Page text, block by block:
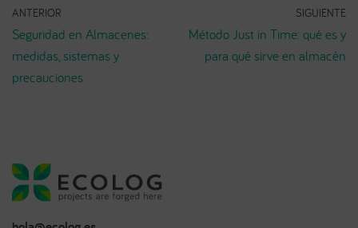
ANTERIOR
Seguridad en Almacenes:
medidas, sistemas y
precauciones
SIGUIENTE
Método Just in Time: qué es y
para qué sirve en almacén